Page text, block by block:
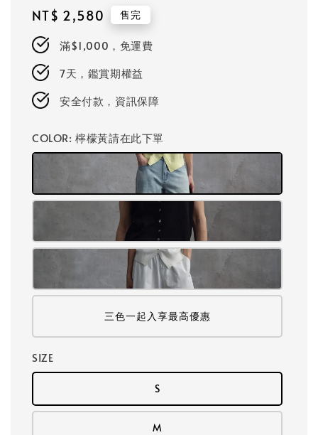
Regular
price
NT$ 2,580 售完
滿$1,000，免運費
7天，鑑賞期權益
安全付款，資訊保障
COLOR: 檸檬黃請在此下單
三色一起入享最高優惠
SIZE
S
M